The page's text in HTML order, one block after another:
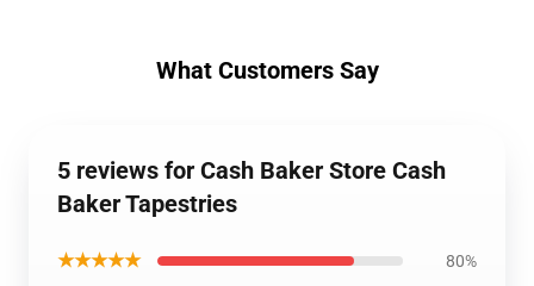
What Customers Say
5 reviews for Cash Baker Store Cash
Baker Tapestries
★★★★★ 80%